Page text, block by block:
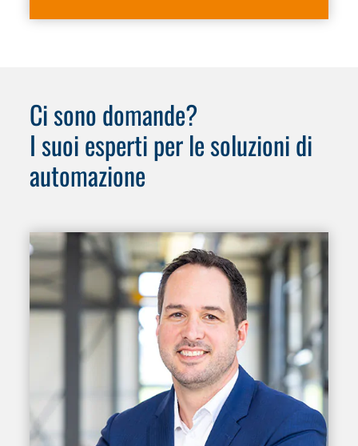
Ci sono domande?
I suoi esperti per le soluzioni di
automazione